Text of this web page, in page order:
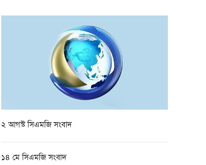
২ আগস্ট সিএমজি সংবাদ
১৪ মে সিএমজি সংবাদ